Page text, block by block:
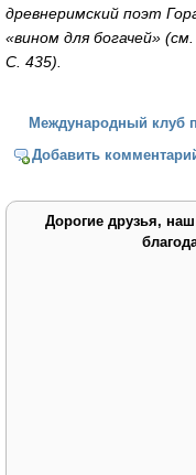
древнеримский поэт
«вином для богачей»
С. 435).
Международный клуб
Добавить
Дорогие друзья,